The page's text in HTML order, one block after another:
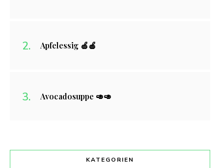
Apfelessig 🍏🍎
Avocadosuppe 🥑🥑
KATEGORIEN